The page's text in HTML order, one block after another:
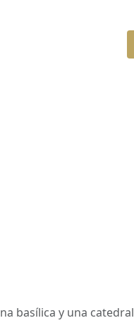
basílica y una